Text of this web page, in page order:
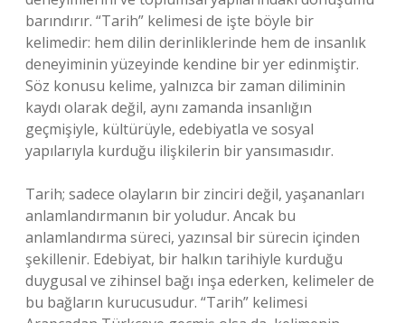
barındırır. “Tarih” kelimesi de işte böyle bir
kelimedir: hem dilin derinliklerinde hem de insanlık
deneyiminin yüzeyinde kendine bir yer edinmiştir.
Söz konusu kelime, yalnızca bir zaman diliminin
kaydı olarak değil, aynı zamanda insanlığın
geçmişiyle, kültürüyle, edebiyatla ve sosyal
yapılarıyla kurduğu ilişkilerin bir yansımasıdır.
Tarih; sadece olayların bir zinciri değil, yaşananları
anlamlandırmanın bir yoludur. Ancak bu
anlamlandırma süreci, yazınsal bir sürecin içinden
şekillenir. Edebiyat, bir halkın tarihiyle kurduğu
duygusal ve zihinsel bağı inşa ederken, kelimeler de
bu bağların kurucusudur. “Tarih” kelimesi